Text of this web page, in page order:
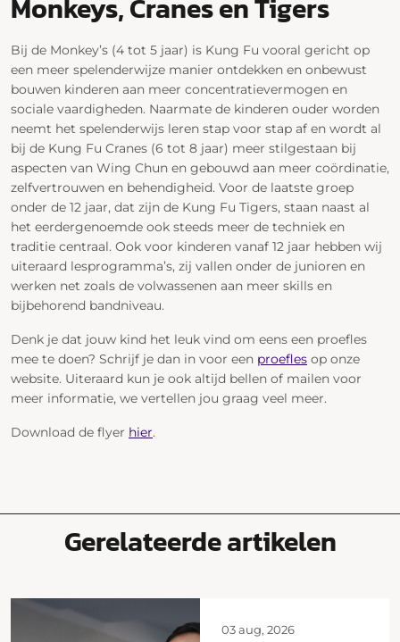
Monkeys, Cranes en Tigers
Bij de Monkey’s (4 tot 5 jaar) is Kung Fu vooral gericht op
een meer spelenderwijze manier ontdekken en onbewust
bouwen kinderen aan meer concentratievermogen en
sociale vaardigheden. Naarmate de kinderen ouder worden
neemt het spelenderwijs leren stap voor stap af en wordt al
bij de Kung Fu Cranes (6 tot 8 jaar) meer stilgestaan bij
aspecten van Wing Chun en gebouwd aan meer coördinatie,
zelfvertrouwen en behendigheid. Voor de laatste groep
onder de 12 jaar, dat zijn de Kung Fu Tigers, staan naast al
het eerdergenoemde ook steeds meer de techniek en
traditie centraal. Ook voor kinderen vanaf 12 jaar hebben wij
uiteraard lesprogramma’s, zij vallen onder de junioren en
werken net zoals de volwassenen aan meer skills en
bijbehorend bandniveau.
Denk je dat jouw kind het leuk vind om eens een proefles
mee te doen? Schrijf je dan in voor een proefles op onze
website. Uiteraard kun je ook altijd bellen of mailen voor
meer informatie, we vertellen jou graag veel meer.
Download de flyer hier.
Gerelateerde artikelen
03 aug, 2026